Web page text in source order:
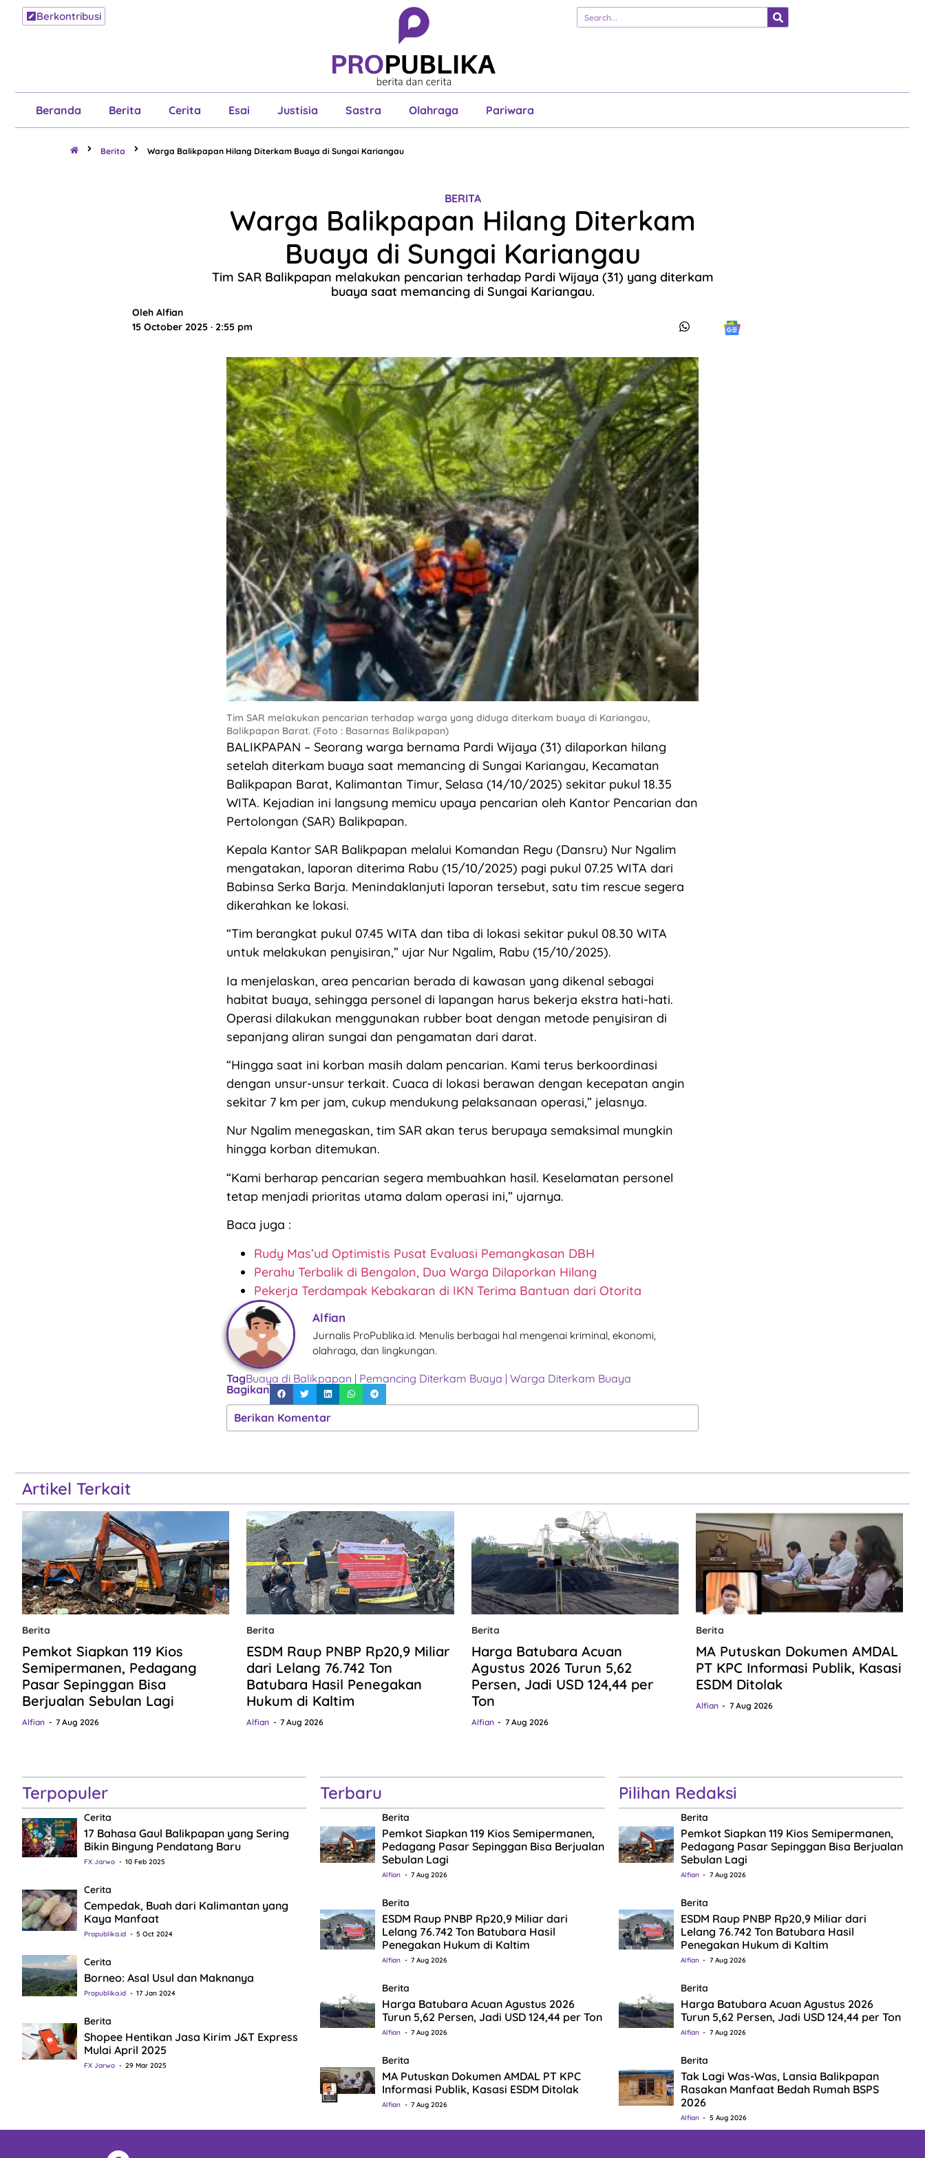
Berkontribusi
Beranda Berita Cerita Esai Justisia Sastra Olahraga Pariwara
Berita Cerita Esai Justisia
Pariwara
Berita Warga Balikpapan Hilang Diterkam Buaya di Sungai Kariangau
BERITA
Warga Balikpapan Hilang Diterkam
Buaya di Sungai Kariangau
Tim SAR Balikpapan melakukan pencarian terhadap Pardi Wijaya (31) yang diterkam
buaya saat memancing di Sungai Kariangau.
Oleh Alfian
15 October 2025 · 2:55 pm
Tim SAR melakukan pencarian terhadap warga yang diduga diterkam buaya di Kariangau,
Balikpapan Barat. (Foto : Basarnas Balikpapan)
BALIKPAPAN – Seorang warga bernama Pardi Wijaya (31) dilaporkan hilang
setelah diterkam buaya saat memancing di Sungai Kariangau, Kecamatan
Balikpapan Barat, Kalimantan Timur, Selasa (14/10/2025) sekitar pukul 18.35
WITA. Kejadian ini langsung memicu upaya pencarian oleh Kantor Pencarian dan
Pertolongan (SAR) Balikpapan.
Kepala Kantor SAR Balikpapan melalui Komandan Regu (Dansru) Nur Ngalim
mengatakan, laporan diterima Rabu (15/10/2025) pagi pukul 07.25 WITA dari
Babinsa Serka Barja. Menindaklanjuti laporan tersebut, satu tim rescue segera
dikerahkan ke lokasi.
“Tim berangkat pukul 07.45 WITA dan tiba di lokasi sekitar pukul 08.30 WITA
untuk melakukan penyisiran,” ujar Nur Ngalim, Rabu (15/10/2025).
Ia menjelaskan, area pencarian berada di kawasan yang dikenal sebagai
habitat buaya, sehingga personel di lapangan harus bekerja ekstra hati-hati.
Operasi dilakukan menggunakan rubber boat dengan metode penyisiran di
sepanjang aliran sungai dan pengamatan dari darat.
“Hingga saat ini korban masih dalam pencarian. Kami terus berkoordinasi
dengan unsur-unsur terkait. Cuaca di lokasi berawan dengan kecepatan angin
sekitar 7 km per jam, cukup mendukung pelaksanaan operasi,” jelasnya.
Nur Ngalim menegaskan, tim SAR akan terus berupaya semaksimal mungkin
hingga korban ditemukan.
“Kami berharap pencarian segera membuahkan hasil. Keselamatan personel
tetap menjadi prioritas utama dalam operasi ini,” ujarnya.
Baca juga :
Rudy Mas’ud Optimistis Pusat Evaluasi Pemangkasan DBH
Perahu Terbalik di Bengalon, Dua Warga Dilaporkan Hilang
Pekerja Terdampak Kebakaran di IKN Terima Bantuan dari Otorita
Alfian
Jurnalis ProPublika.id. Menulis berbagai hal mengenai kriminal, ekonomi,
olahraga, dan lingkungan.
TagBuaya di Balikpapan | Pemancing Diterkam Buaya | Warga Diterkam Buaya
Bagikan
Berikan Komentar
Artikel Terkait
Berita
Pemkot Siapkan 119 Kios
Semipermanen, Pedagang
Pasar Sepinggan Bisa
Berjualan Sebulan Lagi
Alfian 7 Aug 2026
Berita
ESDM Raup PNBP Rp20,9 Miliar
dari Lelang 76.742 Ton
Batubara Hasil Penegakan
Hukum di Kaltim
Alfian 7 Aug 2026
Berita
Harga Batubara Acuan
Agustus 2026 Turun 5,62
Persen, Jadi USD 124,44 per
Ton
Alfian 7 Aug 2026
Berita
MA Putuskan Dokumen AMDAL
PT KPC Informasi Publik, Kasasi
ESDM Ditolak
Alfian 7 Aug 2026
Terpopuler
Cerita
17 Bahasa Gaul Balikpapan yang Sering
Bikin Bingung Pendatang Baru
FX Jarwo 10 Feb 2025
Cerita
Cempedak, Buah dari Kalimantan yang
Kaya Manfaat
Propublika.id 5 Oct 2024
Cerita
Borneo: Asal Usul dan Maknanya
Propublika.id 17 Jan 2024
Berita
Shopee Hentikan Jasa Kirim J&T Express
Mulai April 2025
FX Jarwo 29 Mar 2025
Terbaru
Berita
Pemkot Siapkan 119 Kios Semipermanen,
Pedagang Pasar Sepinggan Bisa Berjualan
Sebulan Lagi
Alfian 7 Aug 2026
Berita
ESDM Raup PNBP Rp20,9 Miliar dari
Lelang 76.742 Ton Batubara Hasil
Penegakan Hukum di Kaltim
Alfian 7 Aug 2026
Berita
Harga Batubara Acuan Agustus 2026
Turun 5,62 Persen, Jadi USD 124,44 per Ton
Alfian 7 Aug 2026
Berita
MA Putuskan Dokumen AMDAL PT KPC
Informasi Publik, Kasasi ESDM Ditolak
Alfian 7 Aug 2026
Pilihan Redaksi
Berita
Pemkot Siapkan 119 Kios Semipermanen,
Pedagang Pasar Sepinggan Bisa Berjualan
Sebulan Lagi
Alfian 7 Aug 2026
Berita
ESDM Raup PNBP Rp20,9 Miliar dari
Lelang 76.742 Ton Batubara Hasil
Penegakan Hukum di Kaltim
Alfian 7 Aug 2026
Berita
Harga Batubara Acuan Agustus 2026
Turun 5,62 Persen, Jadi USD 124,44 per Ton
Alfian 7 Aug 2026
Berita
Tak Lagi Was-Was, Lansia Balikpapan
Rasakan Manfaat Bedah Rumah BSPS
2026
Alfian 5 Aug 2026